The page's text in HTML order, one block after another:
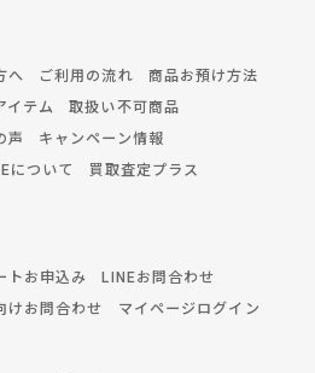
へ ご利用の流れ
商品お預け方法
イテム
取扱い不可商品
声
キャンペーン情報
について
買取査定プラス
トお申込み
LINEお問合わせ
けお問合わせ マイページログイン